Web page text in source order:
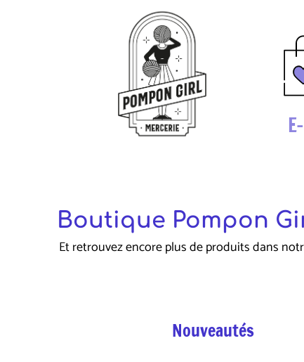
Nouveautés
Boutique Pompon
Et retrouvez encore plus de produits dans